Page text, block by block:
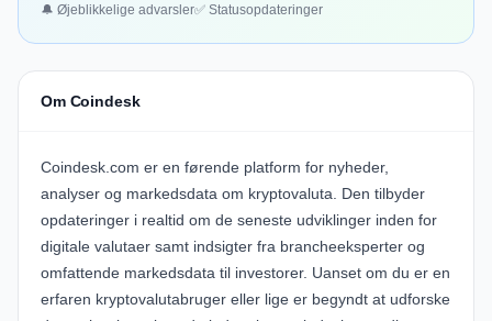
🔔 Øjeblikkelige advarsler✅ Statusopdateringer
Om Coindesk
Coindesk.com er en førende platform for nyheder,
analyser og markedsdata om kryptovaluta. Den tilbyder
opdateringer i realtid om de seneste udviklinger inden for
digitale valutaer samt indsigter fra brancheeksperter og
omfattende markedsdata til investorer. Uanset om du er en
erfaren kryptovalutabruger eller lige er begyndt at udforske